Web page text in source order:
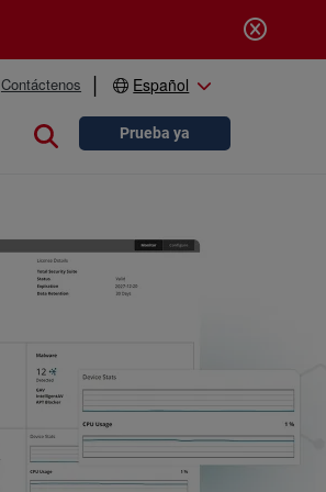
Contáctenos Español
Close searchPrueba ya